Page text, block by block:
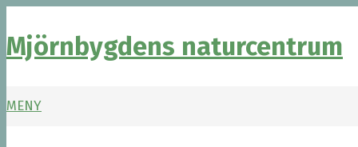
Mjörnbygdens naturcentrum
MENY